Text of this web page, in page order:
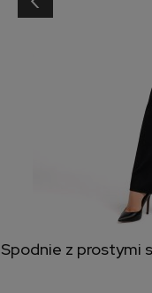
Spodnie z prostymi